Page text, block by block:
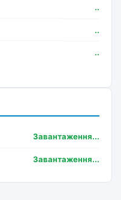
..
..
..
Завантаження...
Завантаження...